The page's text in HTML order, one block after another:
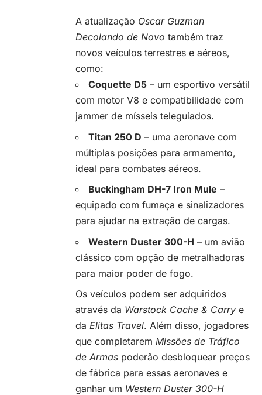
A atualização Oscar Guzman
Decolando de Novo também traz
novos veículos terrestres e aéreos,
como:
Coquette D5 – um esportivo versátil
com motor V8 e compatibilidade com
jammer de mísseis teleguiados.
Titan 250 D – uma aeronave com
múltiplas posições para armamento,
ideal para combates aéreos.
Buckingham DH-7 Iron Mule –
equipado com fumaça e sinalizadores
para ajudar na extração de cargas.
Western Duster 300-H – um avião
clássico com opção de metralhadoras
para maior poder de fogo.
Os veículos podem ser adquiridos
através da Warstock Cache & Carry e
da Elitas Travel. Além disso, jogadores
que completarem Missões de Tráfico
de Armas poderão desbloquear preços
de fábrica para essas aeronaves e
ganhar um Western Duster 300-H